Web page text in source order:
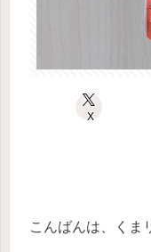
X
こんばんは、くま